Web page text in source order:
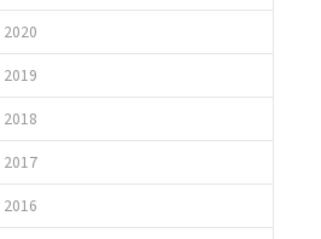
2020
2019
2018
2017
2016